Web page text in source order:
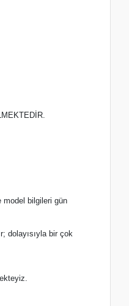
model bilgileri gün
dolayısıyla bir çok